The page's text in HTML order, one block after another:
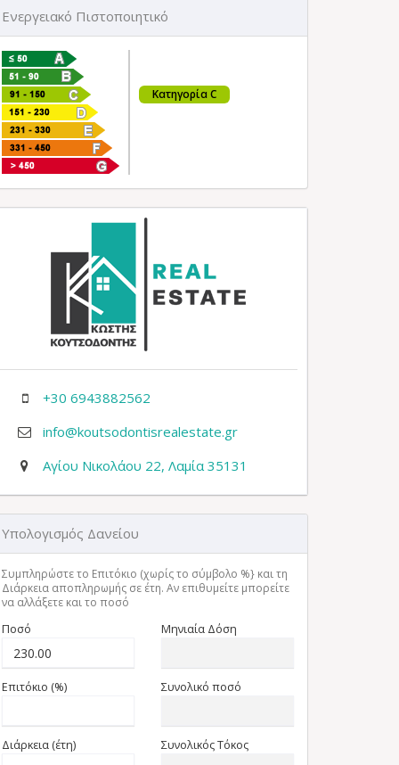
Ενεργειακό Πιστοποιητικό
Κατηγορία C
+30 6943882562
info@koutsodontisrealestate.gr
Αγίου Νικολάου 22, Λαμία 35131
Υπολογισμός Δανείου
Συμπληρώστε το Επιτόκιο (χωρίς το σύμβολο %} και τη
Διάρκεια αποπληρωμής σε έτη. Αν επιθυμείτε μπορείτε
να αλλάξετε και το ποσό
Ποσό
Επιτόκιο (%)
Διάρκεια (έτη)
Μηνιαία Δόση
Συνολικό ποσό
Συνολικός Τόκος